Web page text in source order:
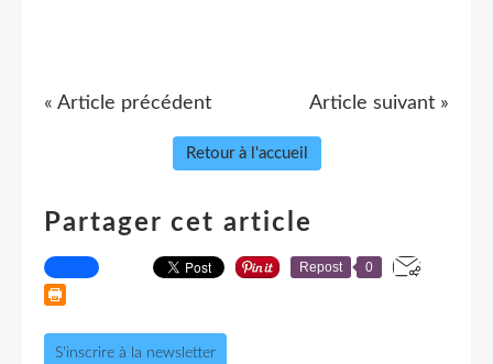
« Article précédent Article suivant »
Retour à l'accueil
Partager cet article
Repost 0
S'inscrire à la newsletter